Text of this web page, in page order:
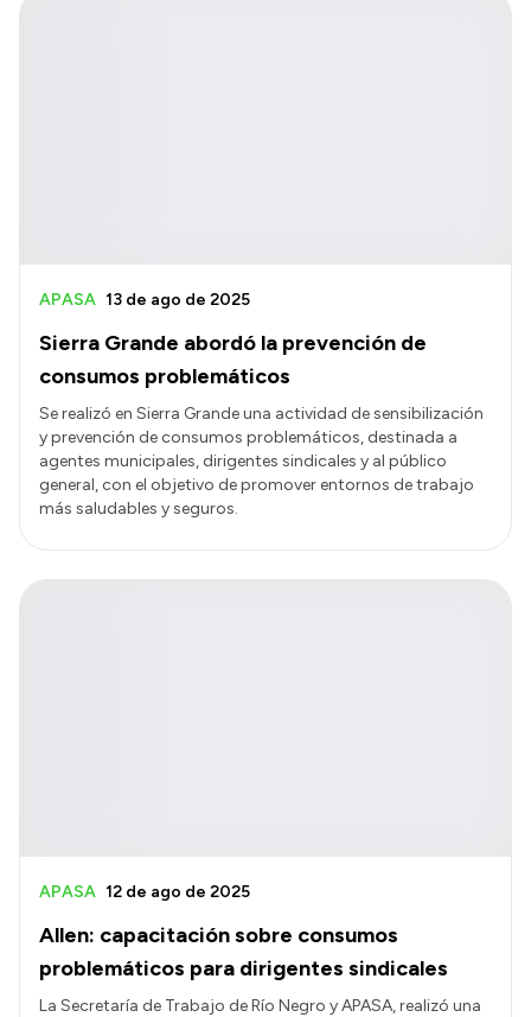
Sierra Grande abordó la prevención de
consumos problemáticos
APASA 13 de ago de 2025
Se realizó en Sierra Grande una actividad de sensibilización
y prevención de consumos problemáticos, destinada a
agentes municipales, dirigentes sindicales y al público
general, con el objetivo de promover entornos de trabajo
más saludables y seguros.
Allen: capacitación sobre consumos
problemáticos para dirigentes sindicales
APASA 12 de ago de 2025
La Secretaría de Trabajo de Río Negro y APASA, realizó una